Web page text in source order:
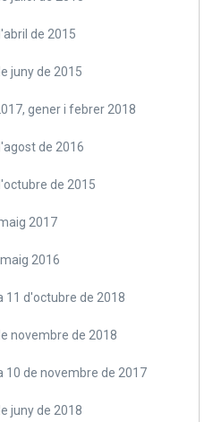
de 2015
juny de 2015
gener i febrer 2018
de 2016
de 2015
2017
2016
11 d'octubre de 2018
novembre de 2018
10 de novembre de 2017
juny de 2018